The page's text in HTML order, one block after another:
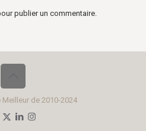
publier un commentaire.
de 2010-2024